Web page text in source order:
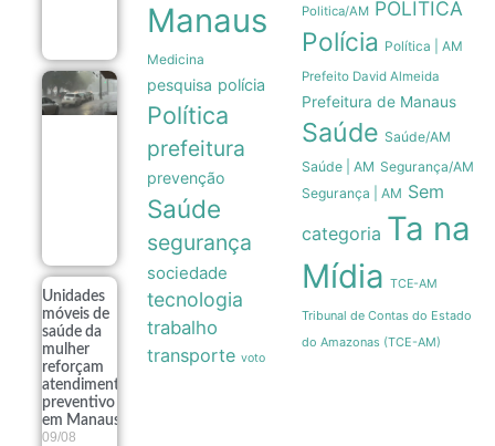
TSE
09/08
Tempestades
no Rio
Grande do
Sul deixam
milhares de
desalojados
em 117
municípios
Unidades
móveis de
saúde da
mulher
reforçam
atendimento
preventivo
em Manaus
09/08
Manaus
Medicina
pesquisa polícia
Política
prefeitura
prevenção
Saúde
segurança
sociedade
tecnologia
trabalho
transporte voto
Politica/AM POLÍTICA
Polícia Política | AM
Prefeito David Almeida
Prefeitura de Manaus
Saúde Saúde/AM
Saúde | AM Segurança/AM
Segurança | AM Sem
categoria Ta na
Mídia TCE-AM
Tribunal de Contas do Estado
do Amazonas (TCE-AM)